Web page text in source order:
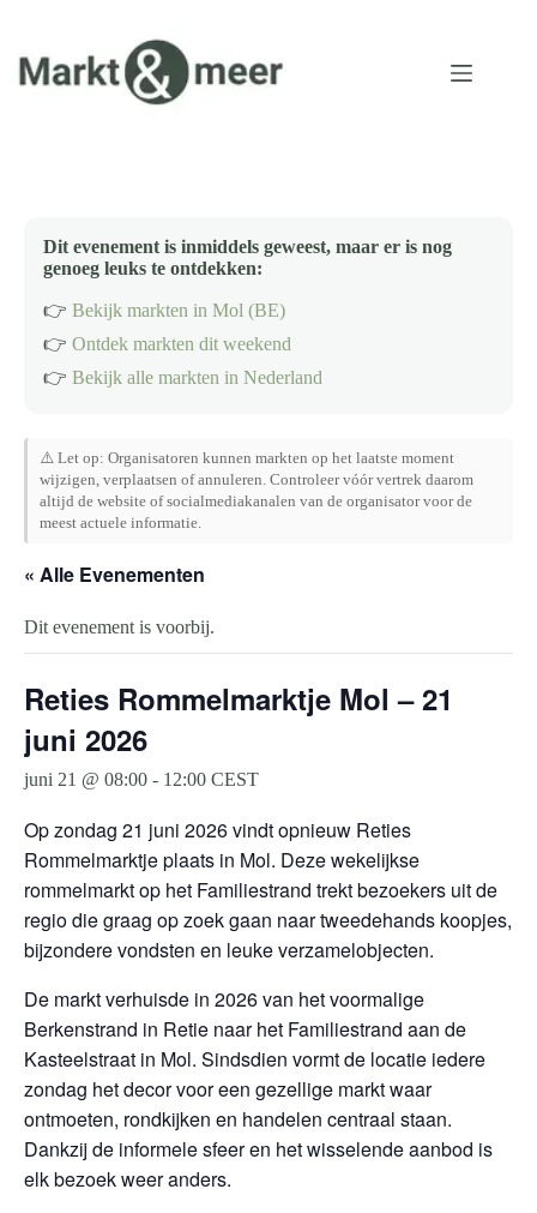
inhoud
Dit evenement is inmiddels geweest, maar er is nog
genoeg leuks te ontdekken:
👉 Bekijk markten in Mol (BE)
👉 Ontdek markten dit weekend
👉 Bekijk alle markten in Nederland
⚠️ Let op: Organisatoren kunnen markten op het laatste moment
wijzigen, verplaatsen of annuleren. Controleer vóór vertrek daarom
altijd de website of socialmediakanalen van de organisator voor de
meest actuele informatie.
« Alle Evenementen
Dit evenement is voorbij.
Reties Rommelmarktje Mol – 21
juni 2026
juni 21 @ 08:00 - 12:00 CEST
Op zondag 21 juni 2026 vindt opnieuw Reties
Rommelmarktje plaats in Mol. Deze wekelijkse
rommelmarkt op het Familiestrand trekt bezoekers uit de
regio die graag op zoek gaan naar tweedehands koopjes,
bijzondere vondsten en leuke verzamelobjecten.
De markt verhuisde in 2026 van het voormalige
Berkenstrand in Retie naar het Familiestrand aan de
Kasteelstraat in Mol. Sindsdien vormt de locatie iedere
zondag het decor voor een gezellige markt waar
ontmoeten, rondkijken en handelen centraal staan.
Dankzij de informele sfeer en het wisselende aanbod is
elk bezoek weer anders.